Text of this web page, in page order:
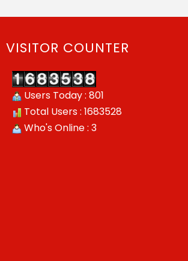
VISITOR COUNTER
Users Today : 801
Total Users : 1683528
Who's Online : 3